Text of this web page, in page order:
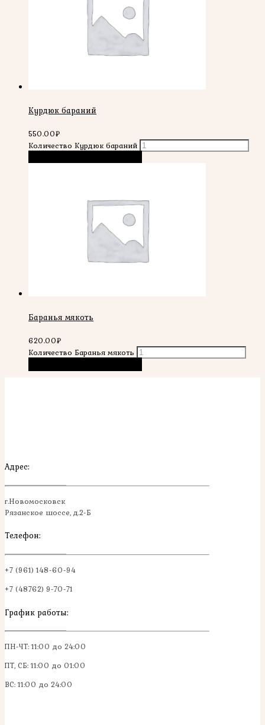
Курдюк бараний
550.00₽
Количество Курдюк бараний
Баранья мякоть
620.00₽
Количество Баранья мякоть
Адрес:
г.Новомосковск
Рязанское шоссе, д.2-Б
Телефон:
+7 (961) 148-60-94
+7 (48762) 9-70-71
График работы:
ПН-ЧТ: 11:00 до 24:00
ПТ, СБ: 11:00 до 01:00
ВС: 11:00 до 24:00